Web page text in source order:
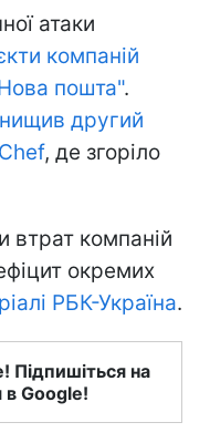
атаки
компаній
пошта".
другий
, де згоріло
втрат компаній
окремих
РБК-Україна.
Підпишіться на
в Google!